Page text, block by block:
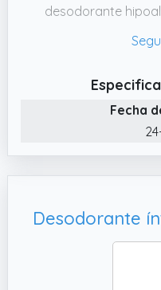
desodorante
con la piel,
✔️
para todo el
✔️ PROTECCIÓN
HORAS: Disfruta
nuestro
Fecha